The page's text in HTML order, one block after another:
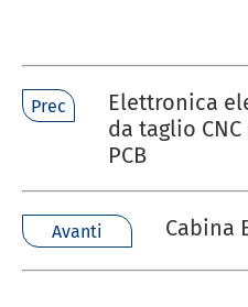
Prec
Elettronica
da taglio
PCB
Avanti Cabina